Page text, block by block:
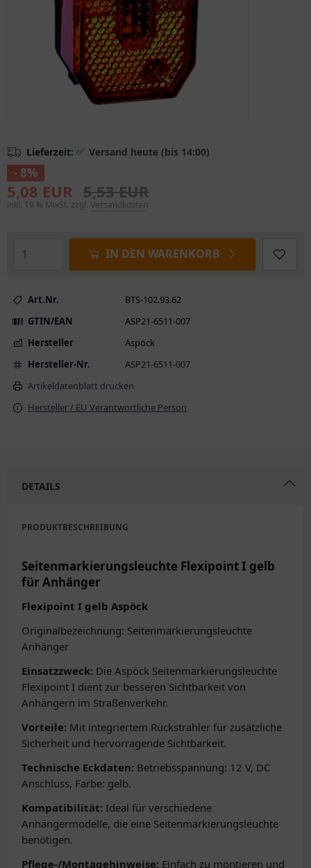
Lieferzeit: ✅ Versand heute (bis 14:00)
- 8%
5,08 EUR 5,53 EUR
inkl. 19 % MwSt. zzgl. Versandkosten
IN DEN WARENKORB
Art.Nr.
BTS-102.93.62
GTIN/EAN
ASP21-6511-007
Hersteller
Aspöck
Hersteller-Nr.
ASP21-6511-007
Artikeldatenblatt drucken
Hersteller / EU Verantwortliche Person
DETAILS
PRODUKTBESCHREIBUNG
Seitenmarkierungsleuchte Flexipoint I gelb
für Anhänger
Flexipoint I gelb Aspöck
Originalbezeichnung: Seitenmarkierungsleuchte
Anhänger
Einsatzzweck: Die Aspöck Seitenmarkierungsleuchte
Flexipoint I dient zur besseren Sichtbarkeit von
Anhängern im Straßenverkehr.
Vorteile: Mit integriertem Rückstrahler für zusätzliche
Sicherheit und hervorragende Sichtbarkeit.
Technische Eckdaten: Betriebsspannung: 12 V, DC
Anschluss, Farbe: gelb.
Kompatibilität: Ideal für verschiedene
Anhängermodelle, die eine Seitenmarkierungsleuchte
benötigen.
Pflege-/Montagehinweise: Einfach zu montieren und